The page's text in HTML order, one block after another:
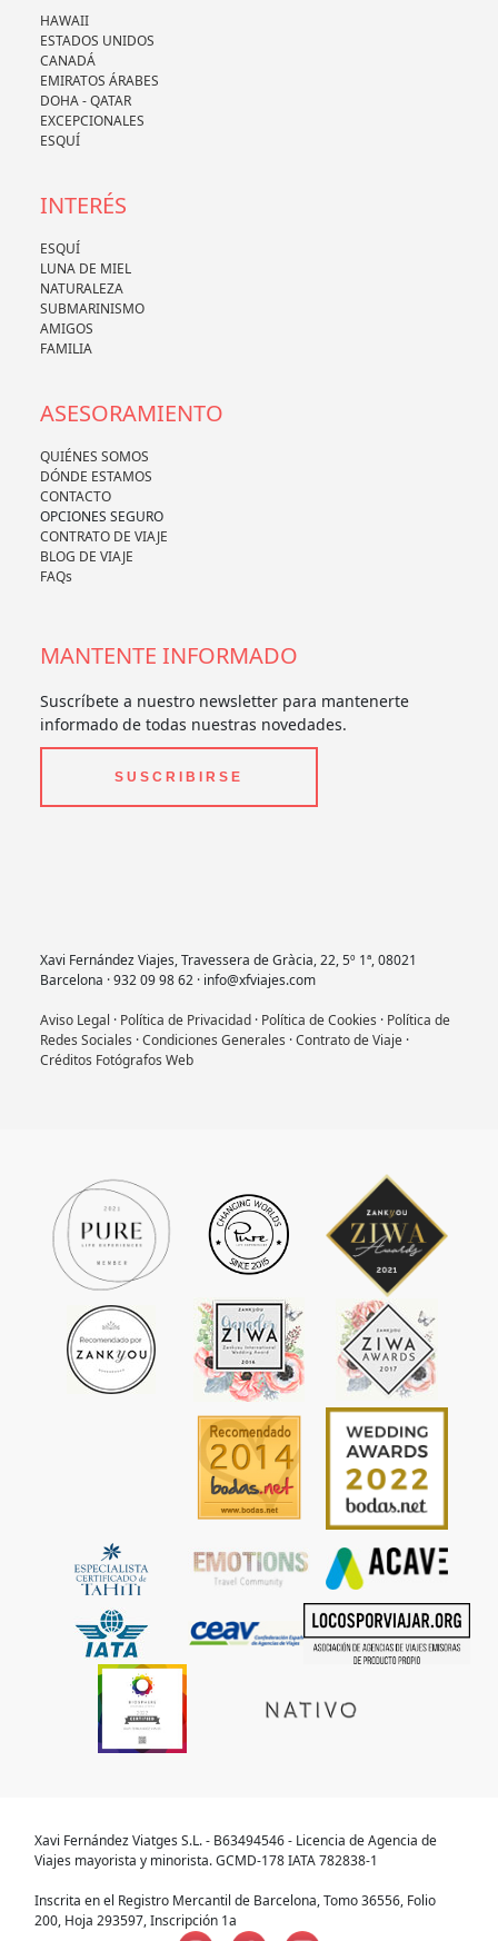
HAWAII
ESTADOS UNIDOS
CANADÁ
EMIRATOS ÁRABES
DOHA - QATAR
EXCEPCIONALES
ESQUÍ
INTERÉS
ESQUÍ
LUNA DE MIEL
NATURALEZA
SUBMARINISMO
AMIGOS
FAMILIA
ASESORAMIENTO
QUIÉNES SOMOS
DÓNDE ESTAMOS
CONTACTO
OPCIONES SEGURO
CONTRATO DE VIAJE
BLOG DE VIAJE
FAQs
MANTENTE INFORMADO
Suscríbete a nuestro newsletter para mantenerte
informado de todas nuestras novedades.
SUSCRIBIRSE
Xavi Fernández Viajes, Travessera de Gràcia, 22, 5º 1ª, 08021
Barcelona · 932 09 98 62 · info@xfviajes.com
Aviso Legal · Política de Privacidad· Política de Cookies · Política de
Redes Sociales ·Condiciones Generales ·Contrato de Viaje·
Créditos Fotógrafos Web
Xavi Fernández Viatges S.L. - B63494546 - Licencia de Agencia de
Viajes mayorista y minorista. GCMD-178 IATA 782838-1
Inscrita en el Registro Mercantil de Barcelona, Tomo 36556, Folio
200, Hoja 293597, Inscripción 1a